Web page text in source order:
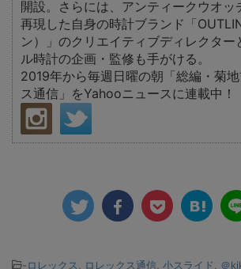
開設。さらには、アンティークウオッ
再現した自身の時計ブランド「
ン）」のクリエイティブディレクター
ル時計の企画・監修も手がける。
2019年から毎週日曜の朝「総編・菊
ス通信」をYahooニュースに連載中！
-ロレックス ロレックス通信 小スライド ＠